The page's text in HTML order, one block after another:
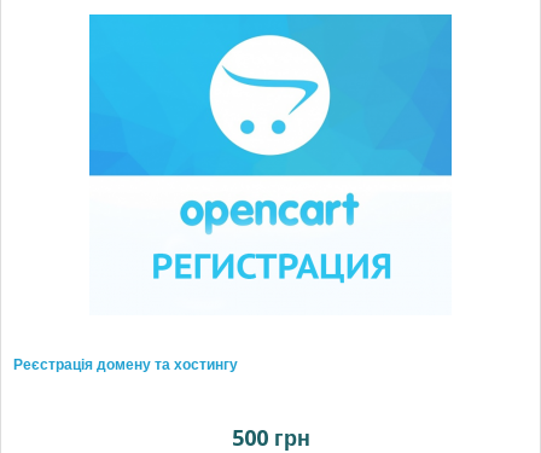
Реєстрація домену та хостингу
500 грн